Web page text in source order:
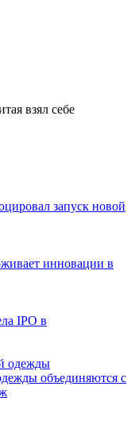
взял себе
запуск новой
инновации в
IPO в
объединяются с